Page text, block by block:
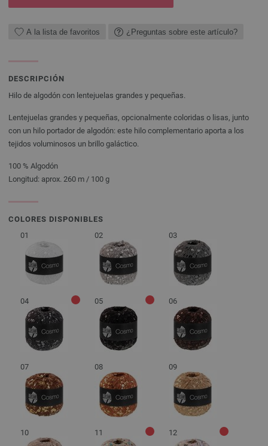
A la lista de favoritos ¿Preguntas sobre este artículo?
DESCRIPCIÓN
Hilo de algodón con lentejuelas grandes y pequeñas.
Lentejuelas grandes y pequeñas, opcionalmente coloridas o lisas, junto
con un hilo portador de algodón: este hilo complementario aporta a los
tejidos voluminosos un brillo galáctico.
100 % Algodón
Longitud: aprox. 260 m / 100 g
COLORES DISPONIBLES
01
02 03
04 05 06
07 08 09
10 11 12